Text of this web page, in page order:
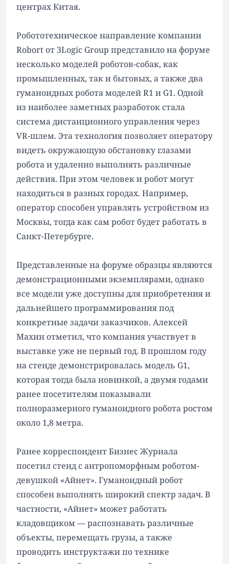
центрах Китая.
Робототехническое направление компании
Robort от 3Logic Group представило на форуме
несколько моделей роботов-собак, как
промышленных, так и бытовых, а также два
гуманоидных робота моделей R1 и G1. Одной
из наиболее заметных разработок стала
система дистанционного управления через
VR-шлем. Эта технология позволяет оператору
видеть окружающую обстановку глазами
робота и удаленно выполнять различные
действия. При этом человек и робот могут
находиться в разных городах. Например,
оператор способен управлять устройством из
Москвы, тогда как сам робот будет работать в
Санкт-Петербурге.
Представленные на форуме образцы являются
демонстрационными экземплярами, однако
все модели уже доступны для приобретения и
дальнейшего программирования под
конкретные задачи заказчиков. Алексей
Махин отметил, что компания участвует в
выставке уже не первый год. В прошлом году
на стенде демонстрировалась модель G1,
которая тогда была новинкой, а двумя годами
ранее посетителям показывали
полноразмерного гуманоидного робота ростом
около 1,8 метра.
Ранее корреспондент Бизнес Журнала
посетил стенд с антропоморфным роботом-
девушкой «Айнет». Гуманоидный робот
способен выполнять широкий спектр задач. В
частности, «Айнет» может работать
кладовщиком — распознавать различные
объекты, перемещать грузы, а также
проводить инструктажи по технике